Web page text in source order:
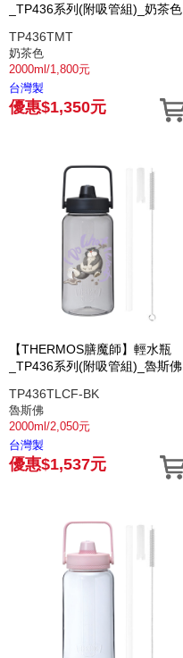
_TP436系列(附吸管組)_奶茶色
TP436TMT
奶茶色
2000ml/1,800元
台灣製
優惠$1,350元
【THERMOS膳魔師】輕水瓶
_TP436系列(附吸管組)_魯斯佛
TP436TLCF-BK
魯斯佛
2000ml/2,050元
台灣製
優惠$1,537元